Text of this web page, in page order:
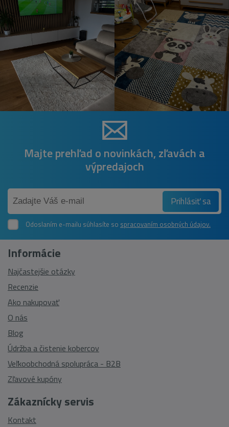
Majte prehľad o novinkách, zľavách a
výpredajoch
Prihlásiť sa
Odoslaním e-mailu súhlasíte so spracovaním osobných údajov.
Zákaznícky servis
Kontakt
Informácie
Najčastejšie otázky
Recenzie
Ako nakupovať
O nás
Blog
Údržba a čistenie kobercov
Veľkoobchodná spolupráca - B2B
Zľavové kupóny